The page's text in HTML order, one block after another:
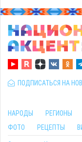
ПОДПИСАТЬСЯ НА
НАРОДЫ РЕГИОНЫ
ФОТО
РЕЦЕПТЫ